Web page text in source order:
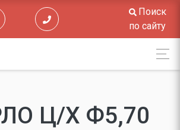
Поиск
по сайту
Ц/Х Ф5,70